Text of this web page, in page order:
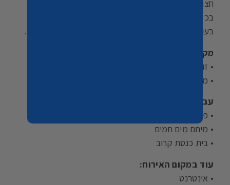
חצר פרטית עם פרטיות מלאה לכל סוויטה
בכל סוויטה חצר פרטית גדולה עם בריכה המחוממת
בעונה, ג'קוזי מפנק, פינת ישיבה ועמדת מנגל מסודרת.
מקום האירוח שלנו ישמח לארח:
• זוגות
• משפחות
עבור שומרי המסורת:
• פלטה
• מיחם מים חמים
• בית כנסת קרוב
עוד במקום האירוח:
• אינטרנט